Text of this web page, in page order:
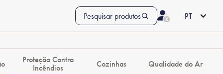
Pesquisar produtos PT
Proteção Contra
Incêndios
Cozinhas Qualidade do Ar